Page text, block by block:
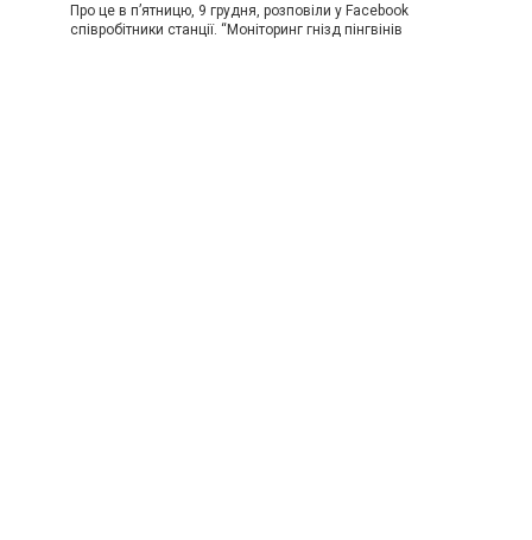
Про це в п’ятницю, 9 грудня, розповіли у Facebook
співробітники станції. “Моніторинг гнізд пінгвінів